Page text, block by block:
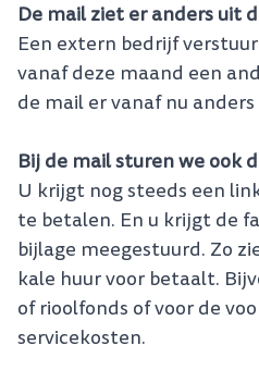
De mail ziet er anders uit
Een extern bedrijf
vanaf deze maand een
de mail er vanaf nu
Bij de mail sturen we ook
U krijgt nog steeds een
te betalen. En u krijgt de
bijlage meegestuurd. Zo
kale huur voor betaalt.
of rioolfonds of voor de
servicekosten.